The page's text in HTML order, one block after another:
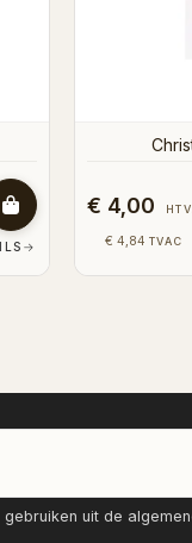
→
€ 4,00
€ 4,84 TVAC
uit de